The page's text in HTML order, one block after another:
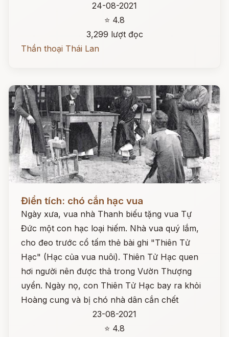
24-08-2021
⭐ 4.8
3,299 lượt đọc
Thần thoại Thái Lan
Đọc ngay
Điển tích: chó cắn hạc vua
Ngày xưa, vua nhà Thanh biếu tặng vua Tự
Đức một con hạc loại hiếm. Nhà vua quý lắm,
cho đeo trước cổ tấm thẻ bài ghi "Thiên Tử
Hạc" (Hạc của vua nuôi). Thiên Tử Hạc quen
hơi người nên được thả trong Vườn Thượng
uyển. Ngày nọ, con Thiên Tử Hạc bay ra khỏi
Hoàng cung và bị chó nhà dân cắn chết
23-08-2021
⭐ 4.8